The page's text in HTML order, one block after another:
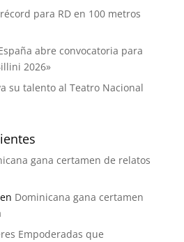
para RD en 100 metros
abre convocatoria para
2026»
su talento al Teatro Nacional
gana certamen de relatos
Dominicana gana certamen
Empoderadas que